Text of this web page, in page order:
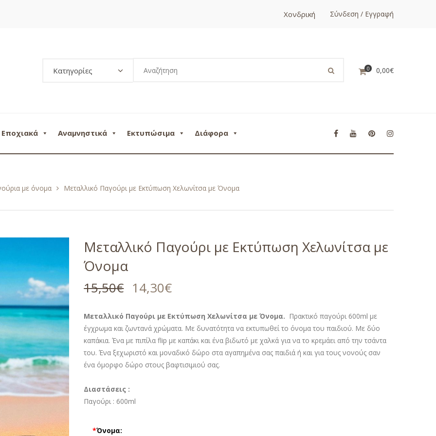
Χονδρική Σύνδεση / Εγγραφή
Κατηγορίες 0 0,00€
Εποχιακά Αναμνηστικά Εκτυπώσιμα Διάφορα
με όνομα Μεταλλικό Παγούρι με Εκτύπωση Χελωνίτσα με Όνομα
Μεταλλικό Παγούρι με Εκτύπωση Χελωνίτσα με
Όνομα
15,50€ 14,30€
Μεταλλικό Παγούρι με Εκτύπωση Χελωνίτσα με Όνομα. Πρακτικό παγούρι 600ml με
έγχρωμα και ζωντανά χρώματα. Με δυνατότητα να εκτυπωθεί το όνομα του παιδιού. Με δύο
καπάκια. Ένα με πιπίλα flip με καπάκι και ένα βιδωτό με χαλκά για να το κρεμάει από την τσάντα
του. Ένα ξεχωριστό και μοναδικό δώρο στα αγαπημένα σας παιδιά ή και για τους νονούς σαν
ένα όμορφο δώρο στους βαφτισιμιού σας.
Διαστάσεις :
Παγούρι : 600ml
*Όνομα: